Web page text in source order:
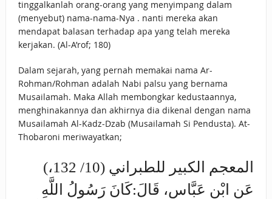
tinggalkanlah orang-orang yang menyimpang dalam
(menyebut) nama-nama-Nya . nanti mereka akan
mendapat balasan terhadap apa yang telah mereka
kerjakan. (Al-A’rof; 180)
Dalam sejarah, yang pernah memakai nama Ar-
Rohman/Rohman adalah Nabi palsu yang bernama
Musailamah. Maka Allah membongkar kedustaannya,
menghinakannya dan akhirnya dia dikenal dengan nama
Musailamah Al-Kadz-Dzab (Musailamah Si Pendusta). At-
Thobaroni meriwayatkan;
المعجم الكبير للطبراني (10/ 132،)
عَنِ ابْنِ عَبَّاسٍ، قَالَ:كَانَ رَسُولُ اللَّهِ